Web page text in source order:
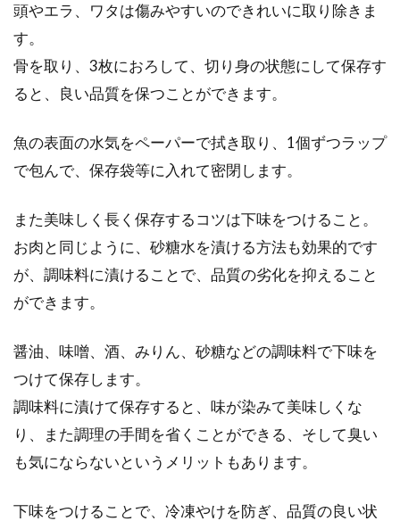
頭やエラ、ワタは傷みやすいのできれいに取り除きま
す。
骨を取り、3枚におろして、切り身の状態にして保存す
ると、良い品質を保つことができます。
魚の表面の水気をペーパーで拭き取り、1個ずつラップ
で包んで、保存袋等に入れて密閉します。
また美味しく長く保存するコツは下味をつけること。
お肉と同じように、砂糖水を漬ける方法も効果的です
が、調味料に漬けることで、品質の劣化を抑えること
ができます。
醤油、味噌、酒、みりん、砂糖などの調味料で下味を
つけて保存します。
調味料に漬けて保存すると、味が染みて美味しくな
り、また調理の手間を省くことができる、そして臭い
も気にならないというメリットもあります。
下味をつけることで、冷凍やけを防ぎ、品質の良い状